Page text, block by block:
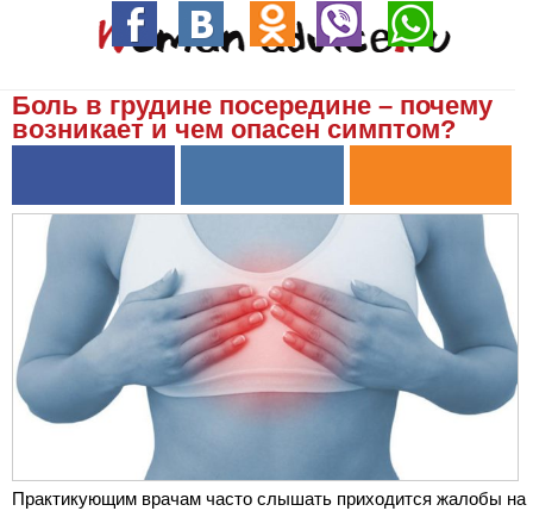
Боль в грудине посередине – почему
возникает и чем опасен симптом?
Практикующим врачам часто слышать приходится жалобы на